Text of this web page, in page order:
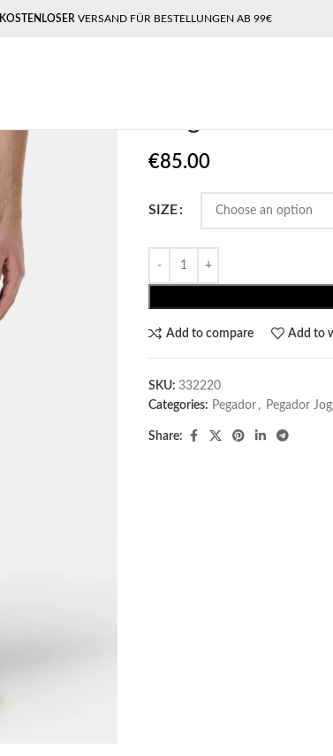
KOSTENLOSER VERSAND FÜR BESTELLUNGEN AB 99€
€85.00
SIZE
Add to compare Add to
SKU: 332220
Categories: Pegador​ , Pegador
Share: